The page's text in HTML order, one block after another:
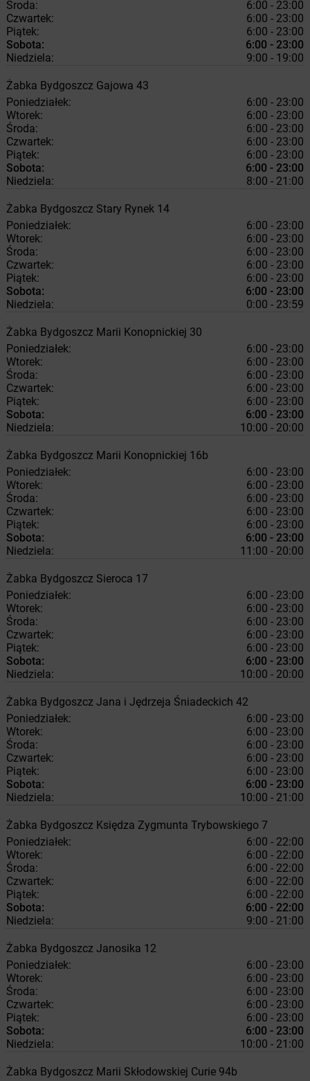
Środa:
6:00 - 23:00
Czwartek:
6:00 - 23:00
Piątek:
6:00 - 23:00
Sobota:
6:00 - 23:00
Niedziela:
9:00 - 19:00
Żabka Bydgoszcz Gajowa 43
Poniedziałek:
6:00 - 23:00
Wtorek:
6:00 - 23:00
Środa:
6:00 - 23:00
Czwartek:
6:00 - 23:00
Piątek:
6:00 - 23:00
Sobota:
6:00 - 23:00
Niedziela:
8:00 - 21:00
Żabka Bydgoszcz Stary Rynek 14
Poniedziałek:
6:00 - 23:00
Wtorek:
6:00 - 23:00
Środa:
6:00 - 23:00
Czwartek:
6:00 - 23:00
Piątek:
6:00 - 23:00
Sobota:
6:00 - 23:00
Niedziela:
0:00 - 23:59
Żabka Bydgoszcz Marii Konopnickiej 30
Poniedziałek:
6:00 - 23:00
Wtorek:
6:00 - 23:00
Środa:
6:00 - 23:00
Czwartek:
6:00 - 23:00
Piątek:
6:00 - 23:00
Sobota:
6:00 - 23:00
Niedziela:
10:00 - 20:00
Żabka Bydgoszcz Marii Konopnickiej 16b
Poniedziałek:
6:00 - 23:00
Wtorek:
6:00 - 23:00
Środa:
6:00 - 23:00
Czwartek:
6:00 - 23:00
Piątek:
6:00 - 23:00
Sobota:
6:00 - 23:00
Niedziela:
11:00 - 20:00
Żabka Bydgoszcz Sieroca 17
Poniedziałek:
6:00 - 23:00
Wtorek:
6:00 - 23:00
Środa:
6:00 - 23:00
Czwartek:
6:00 - 23:00
Piątek:
6:00 - 23:00
Sobota:
6:00 - 23:00
Niedziela:
10:00 - 20:00
Żabka Bydgoszcz Jana i Jędrzeja Śniadeckich 42
Poniedziałek:
6:00 - 23:00
Wtorek:
6:00 - 23:00
Środa:
6:00 - 23:00
Czwartek:
6:00 - 23:00
Piątek:
6:00 - 23:00
Sobota:
6:00 - 23:00
Niedziela:
10:00 - 21:00
Żabka Bydgoszcz Księdza Zygmunta Trybowskiego 7
Poniedziałek:
6:00 - 22:00
Wtorek:
6:00 - 22:00
Środa:
6:00 - 22:00
Czwartek:
6:00 - 22:00
Piątek:
6:00 - 22:00
Sobota:
6:00 - 22:00
Niedziela:
9:00 - 21:00
Żabka Bydgoszcz Janosika 12
Poniedziałek:
6:00 - 23:00
Wtorek:
6:00 - 23:00
Środa:
6:00 - 23:00
Czwartek:
6:00 - 23:00
Piątek:
6:00 - 23:00
Sobota:
6:00 - 23:00
Niedziela:
10:00 - 21:00
Żabka Bydgoszcz Marii Skłodowskiej Curie 94b